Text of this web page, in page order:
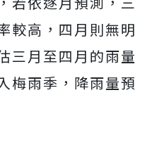
較高，四月則無明
三月至四月的雨量
梅雨季，降雨量預